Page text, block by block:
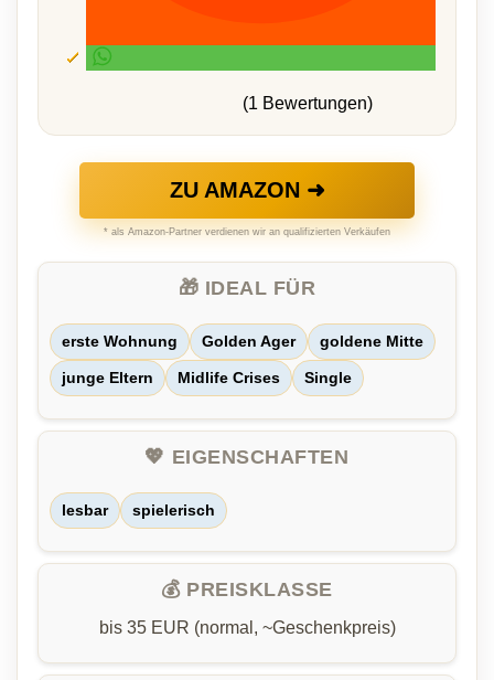
(1 Bewertungen)
ZU AMAZON ➜
* als Amazon-Partner verdienen wir an qualifizierten Verkäufen
🎁 IDEAL FÜR
erste Wohnung Golden Ager goldene Mitte
junge Eltern Midlife Crises Single
💖 EIGENSCHAFTEN
lesbar spielerisch
💰 PREISKLASSE
bis 35 EUR (normal, ~Geschenkpreis)